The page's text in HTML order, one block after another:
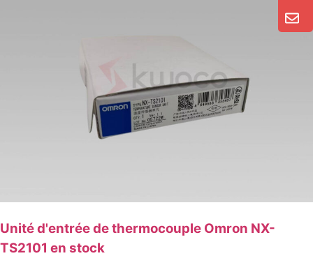
Unité d'entrée de thermocouple Omron NX-
TS2101 en stock